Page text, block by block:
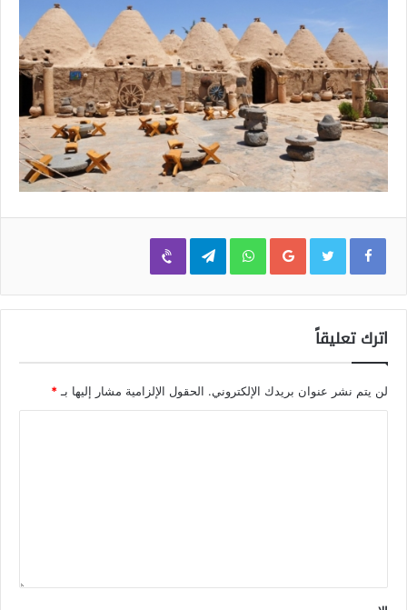
Google+
WhatsApp
Telegram
Viber
اترك تعليقاً
لن يتم نشر عنوان بريدك الإلكتروني. الحقول الإلزامية مشار إليها بـ*